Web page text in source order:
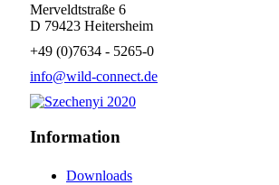
Merveldtstraße 6
D 79423 Heitersheim
+49 (0)7634 - 5265-0
info@wild-connect.de
Information
Downloads